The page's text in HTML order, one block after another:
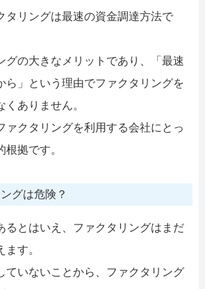
タリングは最速の資金調達方法で
グの大きなメリットであり、「最速
ら」という理由でファクタリングを
ありません。
ァクタリングを利用する会社にとっ
拠です。
グは危険？
るとはいえ、ファクタリングはまだ
す。
ていないことから、ファクタリング